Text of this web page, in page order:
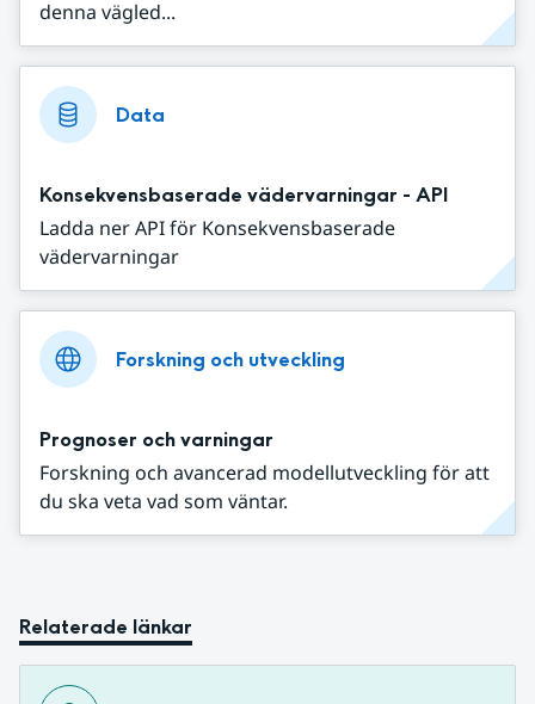
denna vägled...
Data
Konsekvensbaserade vädervarningar - API
Ladda ner API för Konsekvensbaserade
vädervarningar
Forskning och utveckling
Prognoser och varningar
Forskning och avancerad modellutveckling för att
du ska veta vad som väntar.
Relaterade länkar